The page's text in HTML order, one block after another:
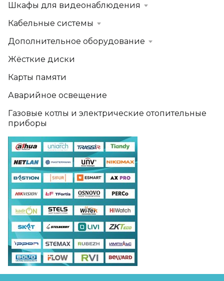
Шкафы для видеонаблюдения
Кабельные системы
Дополнительное оборудование
Жёсткие диски
Карты памяти
Аварийное освещение
Газовые котлы и электрические отопительные
приборы